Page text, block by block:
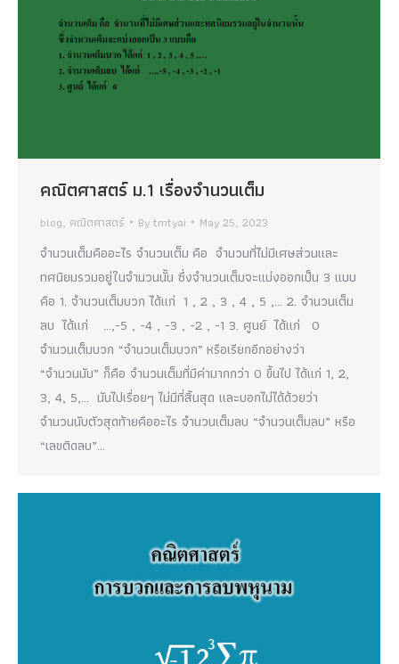
คณิตศาสตร์ ม.1 เรื่องจำนวนเต็ม
blog, คณิตศาสตร์ Bytmtyai May 25, 2023
จำนวนเต็มคืออะไร จำนวนเต็ม คือ จำนวนที่ไม่มีเศษส่วนและ
ทศนิยมรวมอยู่ในจำนวนนั้น ซึ่งจำนวนเต็มจะแบ่งออกเป็น 3 แบบ
คือ 1. จำนวนเต็มบวก ได้แก่ 1 , 2 , 3 , 4 , 5 ,… 2. จำนวนเต็ม
ลบ ได้แก่ …,-5 , -4 , -3 , -2 , -1 3. ศูนย์ ได้แก่ 0
จำนวนเต็มบวก “จำนวนเต็มบวก” หรือเรียกอีกอย่างว่า
“จำนวนนับ” ก็คือ จำนวนเต็มที่มีค่ามากกว่า 0 ขึ้นไป ได้แก่ 1, 2,
3, 4, 5,… นับไปเรื่อยๆ ไม่มีที่สิ้นสุด และบอกไม่ได้ด้วยว่า
จำนวนนับตัวสุดท้ายคืออะไร จำนวนเต็มลบ “จำนวนเต็มลบ” หรือ
“เลขติดลบ”…